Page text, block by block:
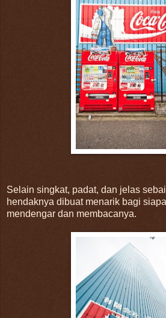
Selain singkat, padat, dan jelas
hendaknya dibuat menarik bagi
mendengar dan membacanya.